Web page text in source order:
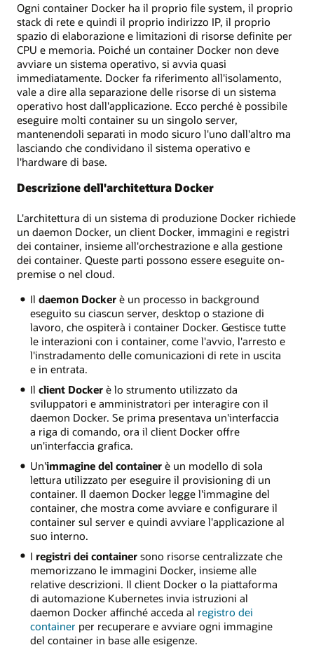
Ogni container Docker ha il proprio file system, il proprio
stack di rete e quindi il proprio indirizzo IP, il proprio
spazio di elaborazione e limitazioni di risorse definite per
CPU e memoria. Poiché un container Docker non deve
avviare un sistema operativo, si avvia quasi
immediatamente. Docker fa riferimento all'isolamento,
vale a dire alla separazione delle risorse di un sistema
operativo host dall'applicazione. Ecco perché è possibile
eseguire molti container su un singolo server,
mantenendoli separati in modo sicuro l'uno dall'altro ma
lasciando che condividano il sistema operativo e
l'hardware di base.
Descrizione dell'architettura Docker
L'architettura di un sistema di produzione Docker richiede
un daemon Docker, un client Docker, immagini e registri
dei container, insieme all'orchestrazione e alla gestione
dei container. Queste parti possono essere eseguite on-
premise o nel cloud.
Il daemon Dockerè un processo in background
eseguito su ciascun server, desktop o stazione di
lavoro, che ospiterà i container Docker. Gestisce tutte
le interazioni con i container, come l'avvio, l'arresto e
l'instradamento delle comunicazioni di rete in uscita
e in entrata.
Il client Dockerè lo strumento utilizzato da
sviluppatori e amministratori per interagire con il
daemon Docker. Se prima presentava un'interfaccia
a riga di comando, ora il client Docker offre
un'interfaccia grafica.
Un'immagine del containerè un modello di sola
lettura utilizzato per eseguire il provisioning di un
container. Il daemon Docker legge l'immagine del
container, che mostra come avviare e configurare il
container sul server e quindi avviare l'applicazione al
suo interno.
I registri dei containersono risorse centralizzate che
memorizzano le immagini Docker, insieme alle
relative descrizioni. Il client Docker o la piattaforma
di automazione Kubernetes invia istruzioni al
daemon Docker affinché acceda al registro dei
container per recuperare e avviare ogni immagine
del container in base alle esigenze.